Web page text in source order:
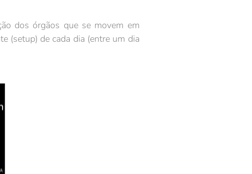
dos órgãos que se movem em
(setup) de cada dia (entre um dia